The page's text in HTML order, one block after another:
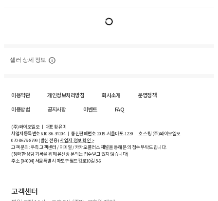
셀러 상세 정보
이용약관 개인정보처리방침 회사소개
운영정책
이용방법
공지사항 이벤트 FAQ
(주)와이오엘오 ㅣ 대표 황유미
사업자등록번호610-86-34204ㅣ 통신판매번호 2019-서울마포-1239 ㅣ 호스팅 (주)와이오엘오
070-8676-8799 (발신 전용)사업자 정보 확인 >
고객 문의: 우측 고객센터 / 이메일 / 카카오플러스 채널을 통해 문의 접수 부탁드립니다.
(정확한 상담 기록을 위해 유선상 문의는 접수받고 있지 않습니다)
주소 [04004] 서울특별시 마포구 월드컵로10길5-6
고객센터